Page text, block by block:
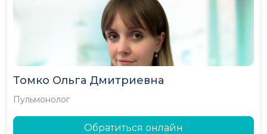
Томко Ольга Дмитриевна
Пульмонолог
Обратиться онлайн